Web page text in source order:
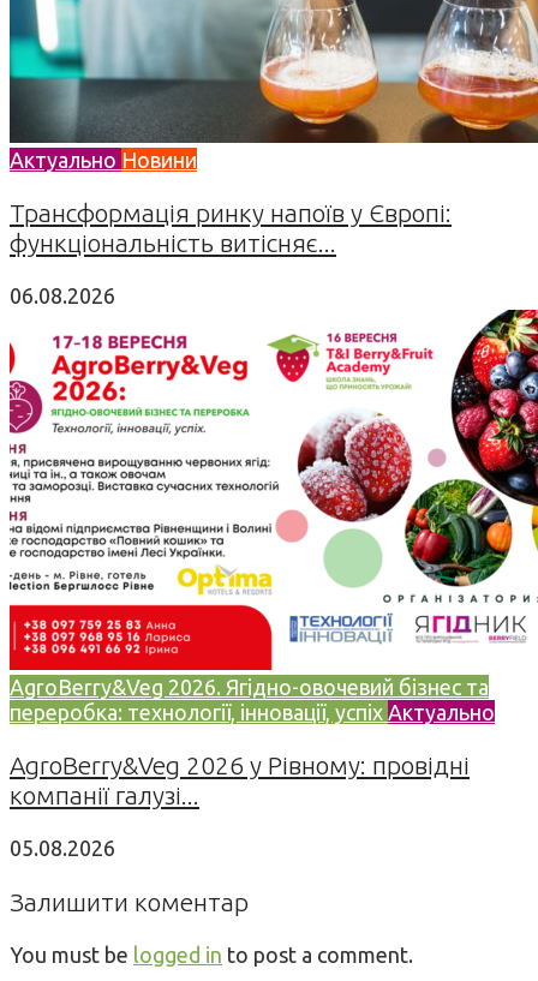
Актуально Новини
Трансформація ринку напоїв у Європі:
функціональність витісняє...
06.08.2026
AgroBerry&Veg 2026. Ягідно-овочевий бізнес та
переробка: технології, інновації, успіх Актуально
AgroBerry&Veg 2026 у Рівному: провідні
компанії галузі...
05.08.2026
Залишити коментар
You must be logged in to post a comment.